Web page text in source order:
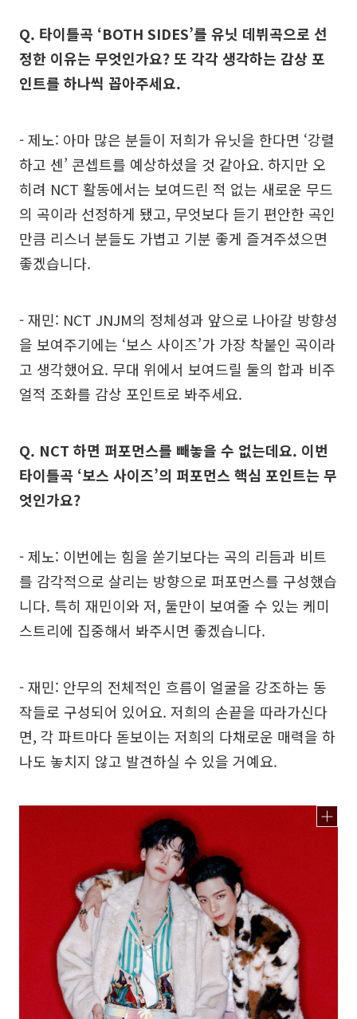
Q. 타이틀곡 ‘BOTH SIDES’를 유닛 데뷔곡으로 선
정한 이유는 무엇인가요? 또 각각 생각하는 감상 포
인트를 하나씩 꼽아주세요.
- 제노: 아마 많은 분들이 저희가 유닛을 한다면 ‘강렬
하고 센’ 콘셉트를 예상하셨을 것 같아요. 하지만 오
히려 NCT 활동에서는 보여드린 적 없는 새로운 무드
의 곡이라 선정하게 됐고, 무엇보다 듣기 편안한 곡인
만큼 리스너 분들도 가볍고 기분 좋게 즐겨주셨으면
좋겠습니다.
- 재민: NCT JNJM의 정체성과 앞으로 나아갈 방향성
을 보여주기에는 ‘보스 사이즈’가 가장 착붙인 곡이라
고 생각했어요. 무대 위에서 보여드릴 둘의 합과 비주
얼적 조화를 감상 포인트로 봐주세요.
Q. NCT 하면 퍼포먼스를 빼놓을 수 없는데요. 이번
타이틀곡 ‘보스 사이즈’의 퍼포먼스 핵심 포인트는 무
엇인가요?
- 제노: 이번에는 힘을 쏟기보다는 곡의 리듬과 비트
를 감각적으로 살리는 방향으로 퍼포먼스를 구성했습
니다. 특히 재민이와 저, 둘만이 보여줄 수 있는 케미
스트리에 집중해서 봐주시면 좋겠습니다.
- 재민: 안무의 전체적인 흐름이 얼굴을 강조하는 동
작들로 구성되어 있어요. 저희의 손끝을 따라가신다
면, 각 파트마다 돋보이는 저희의 다채로운 매력을 하
나도 놓치지 않고 발견하실 수 있을 거예요.